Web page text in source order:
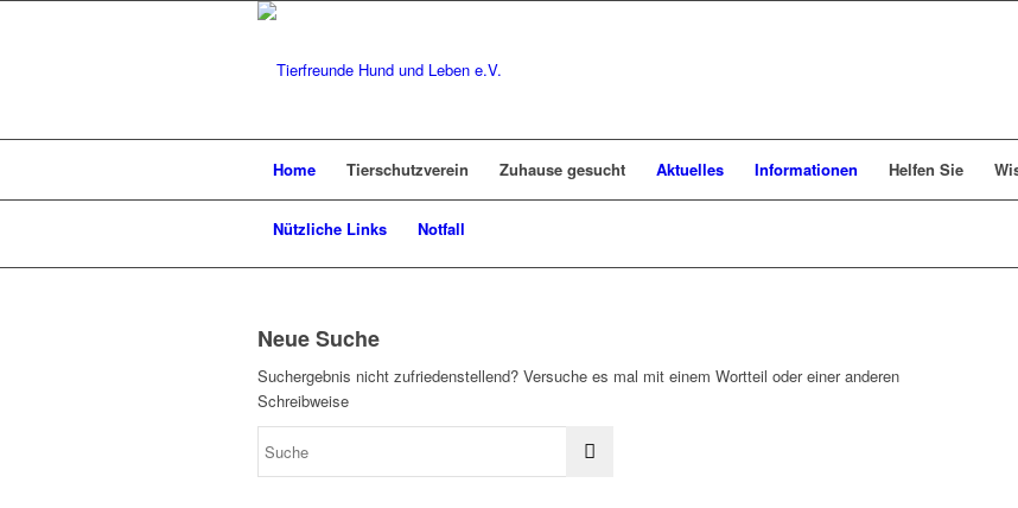
Home Tierschutzverein Zuhause gesucht Aktuelles Informationen Helfen Sie
Nützliche Links Notfall
Neue Suche
Suchergebnis nicht zufriedenstellend? Versuche es mal mit einem Wortteil oder einer anderen
Schreibweise